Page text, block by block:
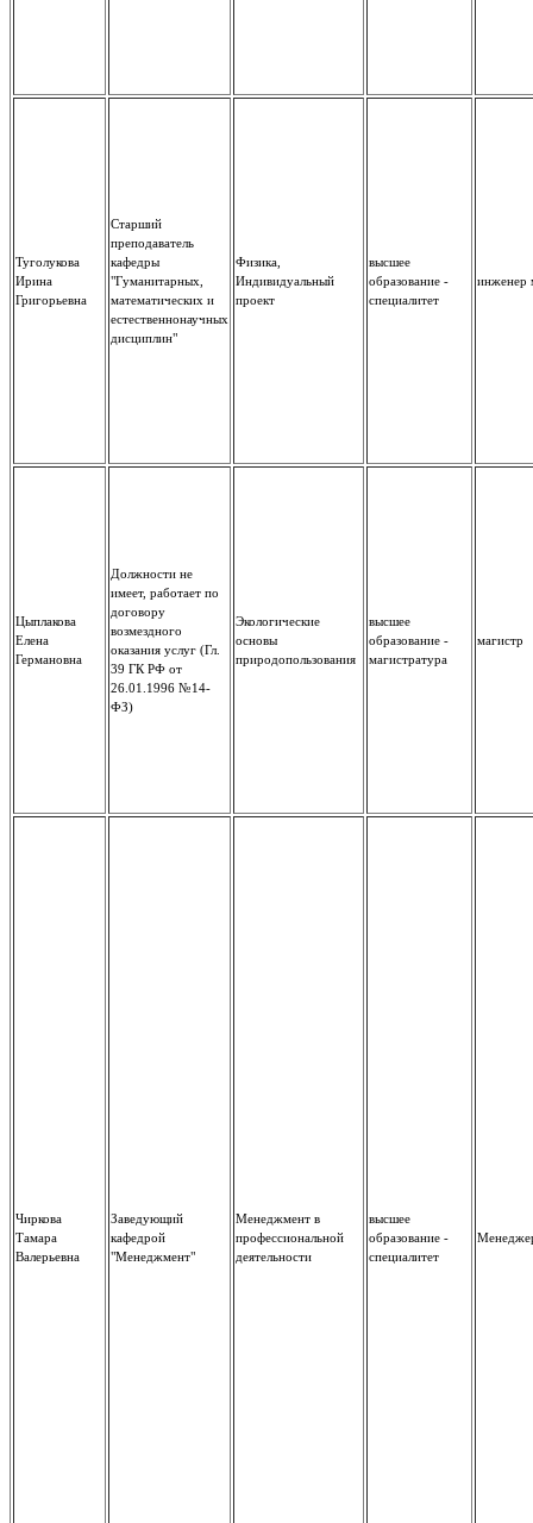
Туголукова
Ирина
Григорьевна
Старший
преподаватель
кафедры
"Гуманитарных,
математических и
естественнонаучных
дисциплин"
Физика,
Индивидуальный
проект
высшее
образование -
специалитет
инженер
Цыплакова
Елена
Германовна
Должности не
имеет, работает по
договору
возмездного
оказания услуг (Гл.
39 ГК РФ от
26.01.1996 №14-
ФЗ)
Экологические
основы
природопользования
высшее
образование -
магистратура
магистр
Чиркова
Тамара
Валерьевна
Заведующий
кафедрой
"Менеджмент"
Менеджмент в
профессиональной
деятельности
высшее
образование -
специалитет